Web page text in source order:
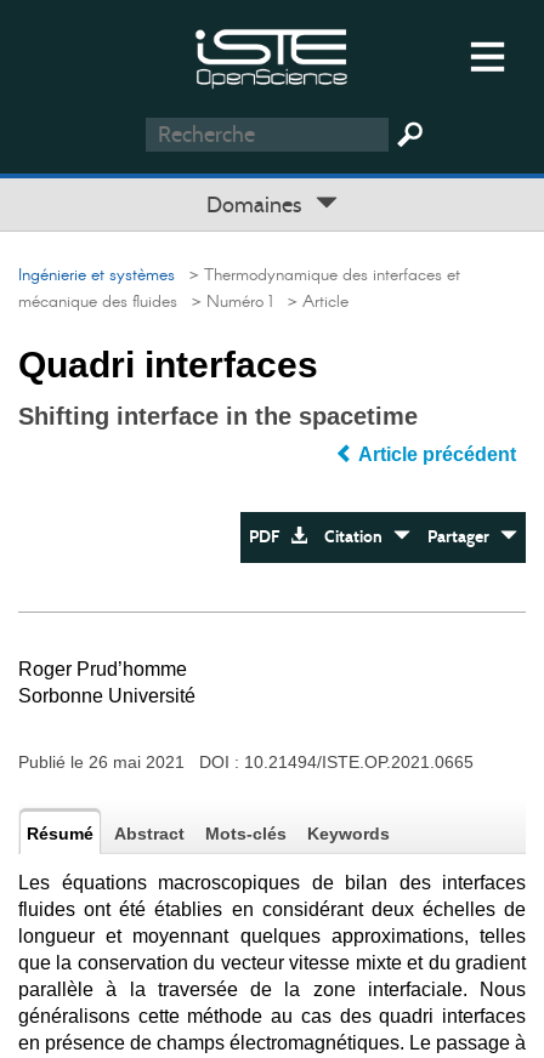
Domaines
Ingénierie et systèmes > Thermodynamique des interfaces et
mécanique des fluides > Numéro 1 > Article
Quadri interfaces
Shifting interface in the spacetime
Article précédent
PDF Citation Partager
Roger Prud’homme
Sorbonne Université
Publié le 26 mai 2021 DOI : 10.21494/ISTE.OP.2021.0665
Résumé Abstract Mots-clés Keywords
Les équations macroscopiques de bilan des interfaces
fluides ont été établies en considérant deux échelles de
longueur et moyennant quelques approximations, telles
que la conservation du vecteur vitesse mixte et du gradient
parallèle à la traversée de la zone interfaciale. Nous
généralisons cette méthode au cas des quadri interfaces
en présence de champs électromagnétiques. Le passage à